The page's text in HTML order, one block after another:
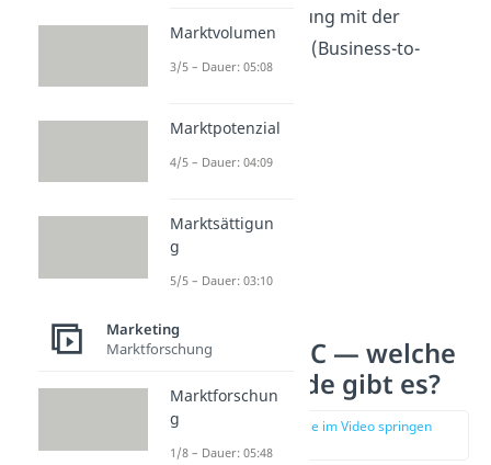
Geschäftsbeziehung mit der
(Business-to-
Government).
B2B und B2C — welche
Unterschiede gibt es?
zur Stelle im Video springen
Marktvolumen
3/5 – Dauer: 05:08
Marktpotenzial
4/5 – Dauer: 04:09
Marktsättigun
g
5/5 – Dauer: 03:10
Marketing
Marktforschung
Marktforschun
g
1/8 – Dauer: 05:48